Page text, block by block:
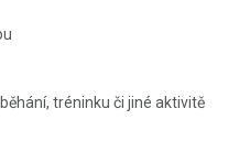
tréninku či jiné aktivitě